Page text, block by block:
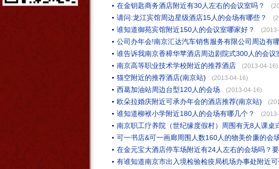
在金钥匙商务酒店附近有30人左右的会议室吗？
请问:龙江宾馆周边星级酒店15人的会场有哪些？
谁知道御苑宾馆附近150人的会议室哪家好？
公司办年会!南京汇达汽车销售服务有限公司周边有
谁告诉我南京香樟华苹酒店周边剧院式300人的会议
南京高等职业技术学校附近的推荐酒店 (2013-04-16)
猫空附近的推荐酒店(南京站) (2013-04-16)
西葛加油站周边台型120人的会场 (2013-04-16)
欧朵拉婚庆附近可承办年会的酒店推荐(南京站)
谁知道柳袱小学附近180人的会场有哪几个？
南京职工疗养院（世纪缘度假村）周围有无8人课桌
可一书店&可一画廊周围人数160人的物美价廉的会
在金元宝大酒店停车场附近有24人左右的会场吗？
有谁知道南京市出入境检验检疫局机场办事处附近